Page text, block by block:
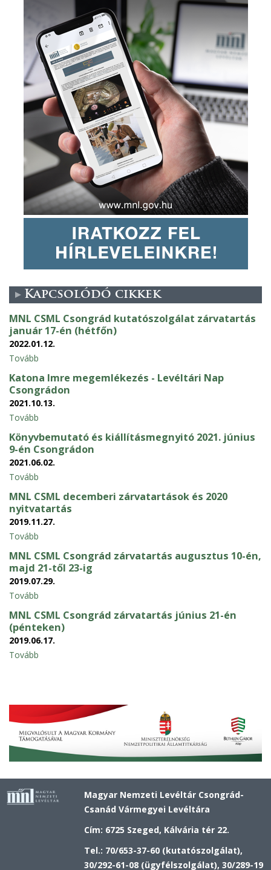
Kapcsolódó cikkek
MNL CSML Csongrád kutatószolgálat zárvatartás
január 17-én (hétfőn)
2022.01.12.
Tovább
Katona Imre megemlékezés - Levéltári Nap
Csongrádon
2021.10.13.
Tovább
Könyvbemutató és kiállításmegnyitó 2021. június
9-én Csongrádon
2021.06.02.
Tovább
MNL CSML decemberi zárvatartások és 2020
nyitvatartás
2019.11.27.
Tovább
MNL CSML Csongrád zárvatartás augusztus 10-én,
majd 21-től 23-ig
2019.07.29.
Tovább
MNL CSML Csongrád zárvatartás június 21-én
(pénteken)
2019.06.17.
Tovább
Magyar Nemzeti Levéltár Csongrád-
Csanád Vármegyei Levéltára
Cím: 6725 Szeged, Kálvária tér 22.
Tel.: 70/653-37-60 (kutatószolgálat),
30/292-61-08 (ügyfélszolgálat), 30/289-19